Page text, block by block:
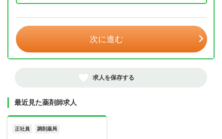
次に進む
求人を保存する
最近見た薬剤師求人
正社員 調剤薬局